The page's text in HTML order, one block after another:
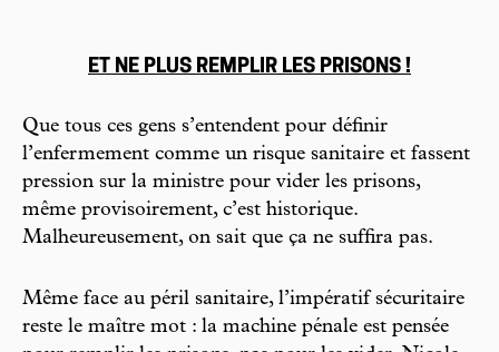
ET NE PLUS REMPLIR LES PRISONS !
Que tous ces gens s’entendent pour définir
l’enfermement comme un risque sanitaire et fassent
pression sur la ministre pour vider les prisons,
même provisoirement, c’est historique.
Malheureusement, on sait que ça ne suffira pas.
Même face au péril sanitaire, l’impératif sécuritaire
reste le maître mot : la machine pénale est pensée